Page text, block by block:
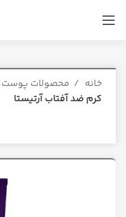
خانه محصولات پوست
کرم ضد آفتاب آرتیستا